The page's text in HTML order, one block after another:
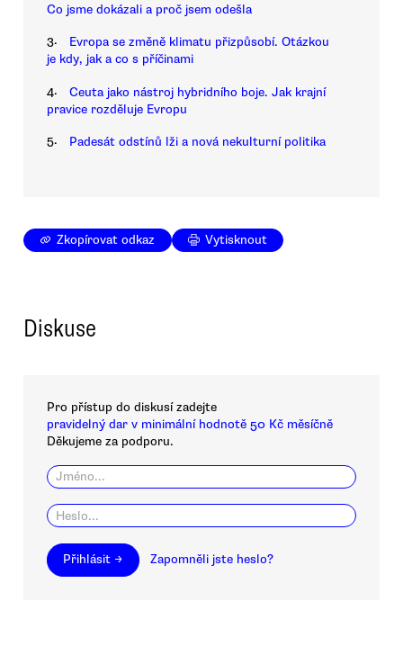
Co jsme dokázali a proč jsem odešla
3.
Evropa se změně klimatu přizpůsobí. Otázkou
je kdy, jak a co s příčinami
4.
Ceuta jako nástroj hybridního boje. Jak krajní
pravice rozděluje Evropu
5. Padesát odstínů lži a nová nekulturní politika
Zkopírovat odkaz Vytisknout
Diskuse
Pro přístup do diskusí zadejte
pravidelný dar v minimální hodnotě 50 Kč měsíčně
Děkujeme za podporu.
Přihlásit → Zapomněli jste heslo?